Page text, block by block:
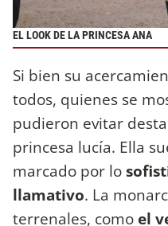
EL LOOK DE LA PRINCESA ANA
Si bien su
todos, quienes se
pudieron evitar
princesa lucía. Ella
marcado por lo
llamativo. La
terrenales, como el